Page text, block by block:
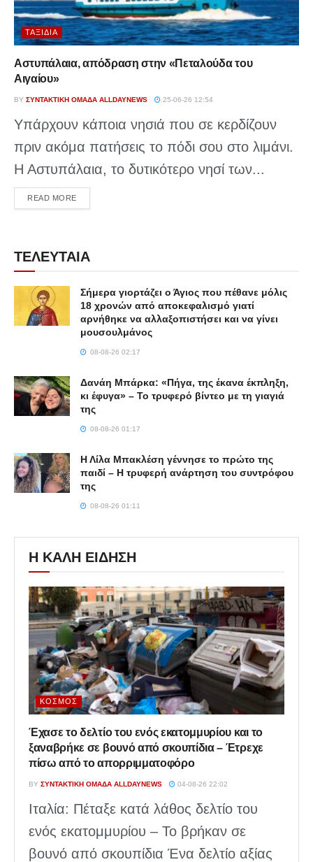
ΤΑΞΊΔΙΑ
Αστυπάλαια, απόδραση στην «Πεταλούδα του
Αιγαίου»
BY ΣΥΝΤΑΚΤΙΚΉ ΟΜΆΔΑ ALLDAYNEWS 25-06-26 12:54
Υπάρχουν κάποια νησιά που σε κερδίζουν
πριν ακόμα πατήσεις το πόδι σου στο λιμάνι.
Η Αστυπάλαια, το δυτικότερο νησί των...
READ MOREDETAILS
ΤΕΛΕΥΤΑΙΑ
Σήμερα γιορτάζει ο Άγιος που πέθανε μόλις
18 χρονών από αποκεφαλισμό γιατί
αρνήθηκε να αλλαξοπιστήσει και να γίνει
μουσουλμάνος
08-08-26 02:17
Δανάη Μπάρκα: «Πήγα, της έκανα έκπληξη,
κι έφυγα» – Το τρυφερό βίντεο με τη γιαγιά
της
08-08-26 01:17
Η Λίλα Μπακλέση γέννησε το πρώτο της
παιδί – Η τρυφερή ανάρτηση του συντρόφου
της
08-08-26 01:11
Η ΚΑΛΗ ΕΙΔΗΣΗ
ΚΌΣΜΟΣ
Έχασε το δελτίο του ενός εκατομμυρίου και το
ξαναβρήκε σε βουνό από σκουπίδια – Έτρεχε
πίσω από το απορριμματοφόρο
BY ΣΥΝΤΑΚΤΙΚΉ ΟΜΆΔΑ ALLDAYNEWS 04-08-26 22:02
Ιταλία: Πέταξε κατά λάθος δελτίο του
ενός εκατομμυρίου – Το βρήκαν σε
βουνό από σκουπίδια Ένα δελτίο αξίας